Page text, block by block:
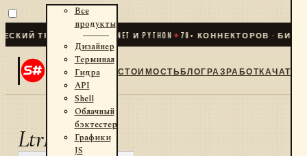
ТРЕЙДИНГ ДЛЯ .NET И PYTHON✦70+ КОННЕКТОРОВ ·
Все
продукты
Дизайнер
Терминал
Гидра
API
Shell
Облачный
бэктестер
Графики
JS
СТОИМОСТЬБЛОГРАЗРАБОТКАЧАТ
LtrK2